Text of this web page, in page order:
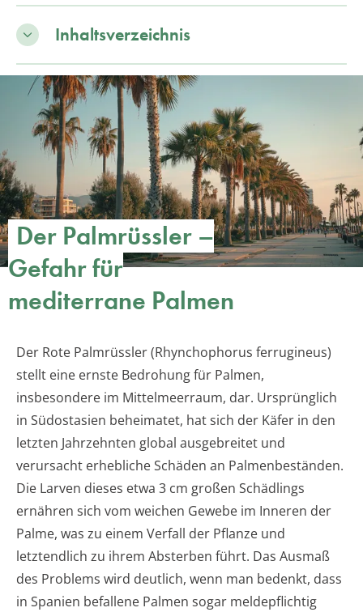
Inhaltsverzeichnis
Der Palmrüssler –
Gefahr für
mediterrane Palmen
Der Rote Palmrüssler (Rhynchophorus ferrugineus)
stellt eine ernste Bedrohung für Palmen,
insbesondere im Mittelmeerraum, dar. Ursprünglich
in Südostasien beheimatet, hat sich der Käfer in den
letzten Jahrzehnten global ausgebreitet und
verursacht erhebliche Schäden an Palmenbeständen.
Die Larven dieses etwa 3 cm großen Schädlings
ernähren sich vom weichen Gewebe im Inneren der
Palme, was zu einem Verfall der Pflanze und
letztendlich zu ihrem Absterben führt. Das Ausmaß
des Problems wird deutlich, wenn man bedenkt, dass
in Spanien befallene Palmen sogar meldepflichtig